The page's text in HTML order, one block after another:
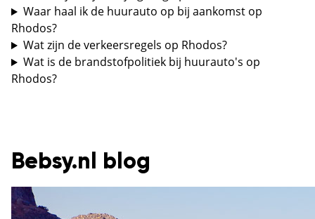
Waar haal ik de huurauto op bij aankomst op
Rhodos?
Wat zijn de verkeersregels op Rhodos?
Wat is de brandstofpolitiek bij huurauto's op
Rhodos?
Bebsy.nl blog